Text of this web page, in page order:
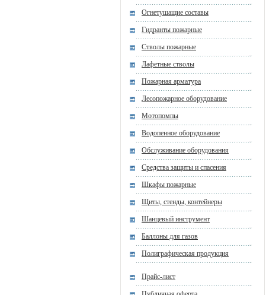
Огнетушащие составы
Гидранты пожарные
Стволы пожарные
Лафетные стволы
Пожарная арматура
Лесопожарное оборудование
Мотопомпы
Водопенное оборудование
Обслуживание оборудования
Средства защиты и спасения
Шкафы пожарные
Щиты, стенды, контейнеры
Шанцевый инструмент
Баллоны для газов
Полиграфическая продукция
Прайс-лист